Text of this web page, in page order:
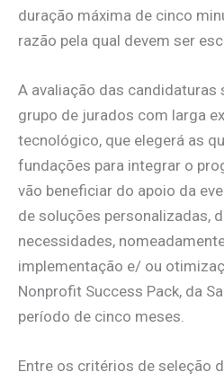
duração máxima de cinco
razão pela qual devem ser
A avaliação das candidaturas
grupo de jurados com larga
tecnológico, que elegerá as
fundações para integrar o
vão beneficiar do apoio da
de soluções personalizadas,
necessidades,
implementação e/ ou
Nonprofit Success Pack, da
período de cinco meses.
Entre os critérios de seleção